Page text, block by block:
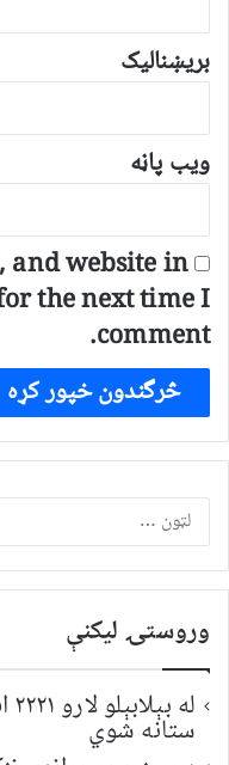
بریښنالیک
ویب پاڼه
and website in
the next time I
comment.
وروستۍ ليکنې
ستانه شوي